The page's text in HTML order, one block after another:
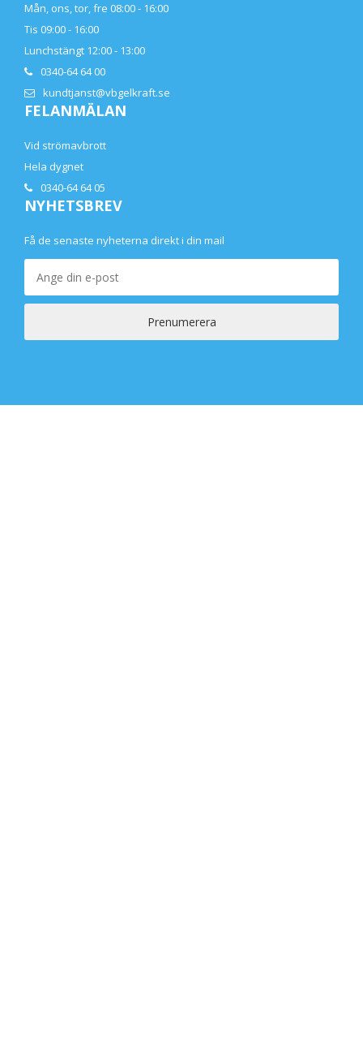
Mån, ons, tor, fre 08:00 - 16:00
Tis 09:00 - 16:00
Lunchstängt 12:00 - 13:00
0340-64 64 00
kundtjanst@vbgelkraft.se
FELANMÄLAN
Vid strömavbrott
Hela dygnet
0340-64 64 05
NYHETSBREV
Få de senaste nyheterna direkt i din mail